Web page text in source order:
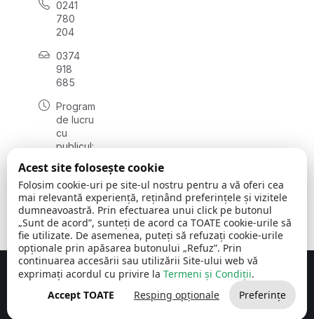
0241
780
204
0374
918
685
Program
de lucru
cu
publicul:
08:00 -
16:30
, vineri:
08:00 -
14:00
Comuna Cerchezu © 2026Toate drepturile rezervate
Concept realizat de Big Media Relații Publice SRL
Acest site folosește cookie
Folosim cookie-uri pe site-ul nostru pentru a vă oferi cea
mai relevantă experiență, reținând preferințele și vizitele
dumneavoastră. Prin efectuarea unui click pe butonul
„Sunt de acord”, sunteți de acord ca TOATE cookie-urile să
fie utilizate. De asemenea, puteți să refuzați cookie-urile
opționale prin apăsarea butonului „Refuz”. Prin
continuarea accesării sau utilizării Site-ului web vă
exprimați acordul cu privire la Termeni și Condiții.
Accept TOATE
Resping opționale Preferințe